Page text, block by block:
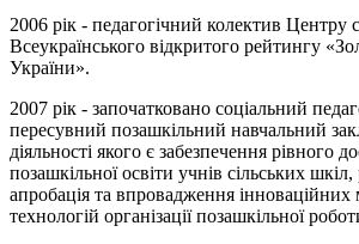
2006 рік - педагогічний колектив Центру
Всеукраїнського відкритого рейтингу
України».
2007 рік - започатковано соціальний
пересувний позашкільний навчальний
діяльності якого є забезпечення рівного
позашкільної освіти учнів сільських
апробація та впровадження інноваційних
технологій організації позашкільної